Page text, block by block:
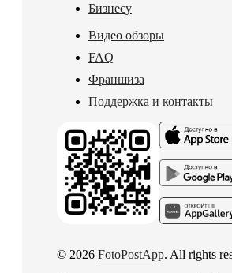
Бизнесу
Видео обзоры
FAQ
Франшиза
Поддержка и контакты
© 2026 FotoPostApp. All rights